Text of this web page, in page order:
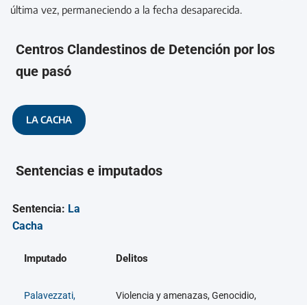
última vez, permaneciendo a la fecha desaparecida.
Centros Clandestinos de Detención por los
que pasó
LA CACHA
Sentencias e imputados
Sentencia: La
Cacha
Imputado Delitos
Palavezzati,
Violencia y amenazas, Genocidio,